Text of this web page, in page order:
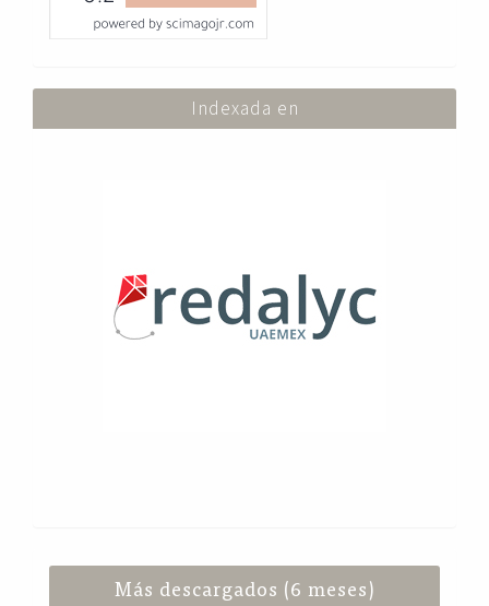
Indexada en
Más descargados (6 meses)